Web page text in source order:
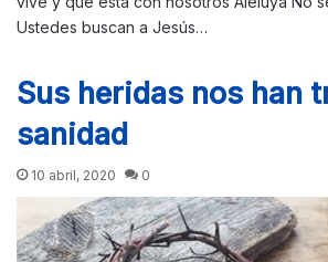
Ustedes buscan a Jesús…
Sus heridas nos han
sanidad
10 abril, 2020 0